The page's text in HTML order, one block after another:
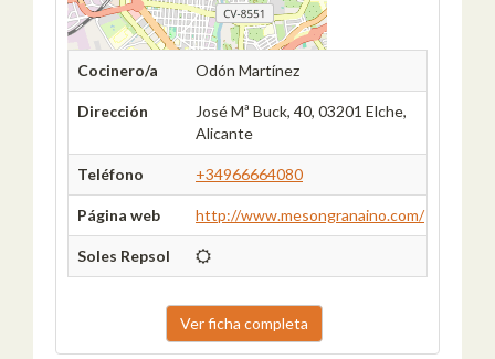
Cocinero/a Odón Martínez
Dirección
José Mª Buck, 40, 03201 Elche,
Alicante
Teléfono +34966664080
Página web http://www.mesongranaino.com/
Soles Repsol
Ver ficha completa